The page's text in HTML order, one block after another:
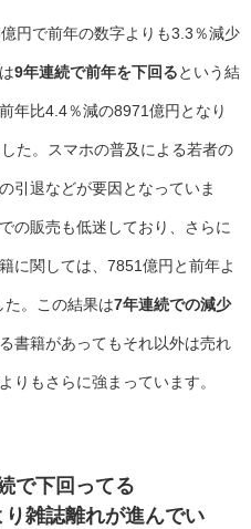
円で前年の数字よりも3.3％減少
9年連続で前年を下回るという結
年比4.4％減の8971億円となり
た。スマホの普及による若者の
引退などが要因となっていま
の販売も低迷しており、さらに
に関しては、7851億円と前年よ
た。この結果は7年連続での減少
書籍があってもそれ以外は売れ
りもさらに強まっています。
で下回ってる
雑誌離れが進んでい